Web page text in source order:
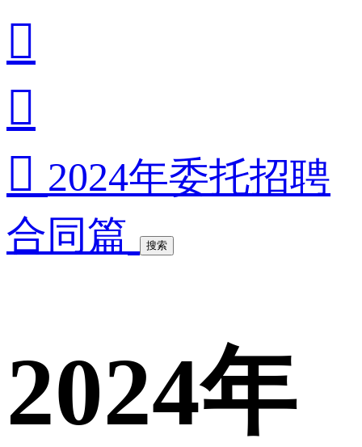


 2024年委托招聘
合同篇
搜索
2024年